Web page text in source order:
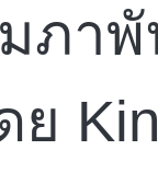
ภา
ย